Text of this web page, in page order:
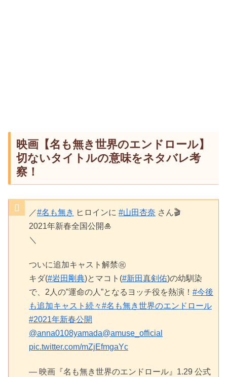
映画【名も無き世界のエンドロール】
切ないタイトルの意味をネタバレ考
察！
／#名も無き ヒロインに #山田杏奈 さん🎬
2021年新春全国公開🎍
＼
ついに追加キャスト解禁㊗️
キダ(#岩田剛典)とマコト(#新田真剣佑)の幼馴染
で、2人の”運命の人”となるヨッチ役を熱演！ #今後
も追加キャスト続々#名も無き世界のエンドロール
#2021年新春公開
@anna0108yamada@amuse_official
pic.twitter.com/mZjEfmgaYc
— 映画『名も無き世界のエンドロール』1.29 公式